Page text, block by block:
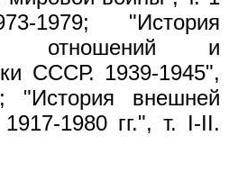
1979; "История
отношений и
СССР. 1939-1945",
внешней
1980 гг.", т. I-II.